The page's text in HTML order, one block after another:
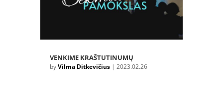
VENKIME KRAŠTUTINUMŲ
byVilma Ditkevičius| 2023.02.26